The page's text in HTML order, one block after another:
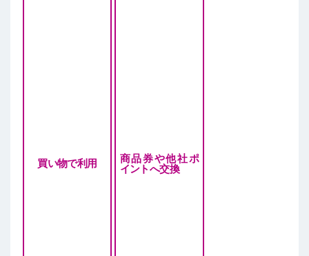
買い物で利用
商品券や他社ポ
イントへ交換